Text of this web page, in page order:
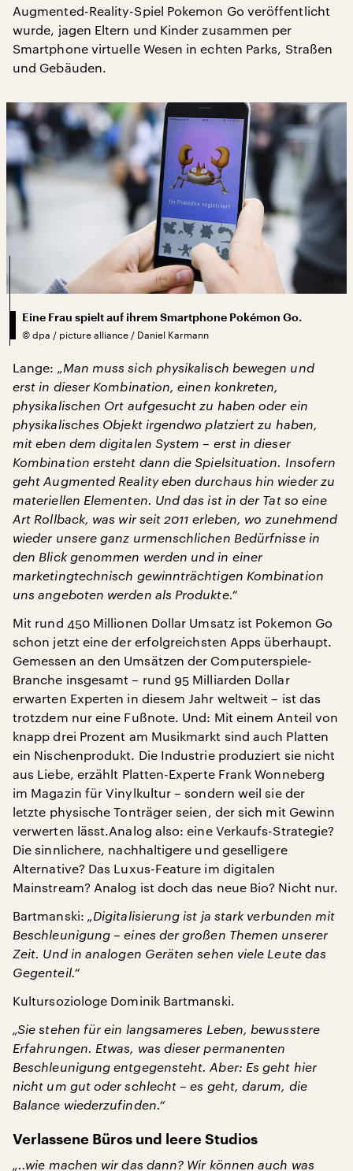
Augmented-Reality-Spiel Pokemon Go veröffentlicht
wurde, jagen Eltern und Kinder zusammen per
Smartphone virtuelle Wesen in echten Parks, Straßen
und Gebäuden.
Eine Frau spielt auf ihrem Smartphone Pokémon Go.
© dpa / picture alliance / Daniel Karmann
Lange:
„Man muss sich physikalisch bewegen und
erst in dieser Kombination, einen konkreten,
physikalischen Ort aufgesucht zu haben oder ein
physikalisches Objekt irgendwo platziert zu haben,
mit eben dem digitalen System – erst in dieser
Kombination ersteht dann die Spielsituation. Insofern
geht Augmented Reality eben durchaus hin wieder zu
materiellen Elementen. Und das ist in der Tat so eine
Art Rollback, was wir seit 2011 erleben, wo zunehmend
wieder unsere ganz urmenschlichen Bedürfnisse in
den Blick genommen werden und in einer
marketingtechnisch gewinnträchtigen Kombination
uns angeboten werden als Produkte.“
Mit rund 450 Millionen Dollar Umsatz ist Pokemon Go
schon jetzt eine der erfolgreichsten Apps überhaupt.
Gemessen an den Umsätzen der Computerspiele-
Branche insgesamt – rund 95 Milliarden Dollar
erwarten Experten in diesem Jahr weltweit – ist das
trotzdem nur eine Fußnote. Und: Mit einem Anteil von
knapp drei Prozent am Musikmarkt sind auch Platten
ein Nischenprodukt. Die Industrie produziert sie nicht
aus Liebe, erzählt Platten-Experte Frank Wonneberg
im Magazin für Vinylkultur – sondern weil sie der
letzte physische Tonträger seien, der sich mit Gewinn
verwerten lässt.Analog also: eine Verkaufs-Strategie?
Die sinnlichere, nachhaltigere und geselligere
Alternative? Das Luxus-Feature im digitalen
Mainstream? Analog ist doch das neue Bio? Nicht nur.
Bartmanski:
„Digitalisierung ist ja stark verbunden mit
Beschleunigung – eines der großen Themen unserer
Zeit. Und in analogen Geräten sehen viele Leute das
Gegenteil.“
Kultursoziologe Dominik Bartmanski.
„Sie stehen für ein langsameres Leben, bewusstere
Erfahrungen. Etwas, was dieser permanenten
Beschleunigung entgegensteht. Aber: Es geht hier
nicht um gut oder schlecht – es geht, darum, die
Balance wiederzufinden.“
Verlassene Büros und leere Studios
„..wie machen wir das dann? Wir können auch was